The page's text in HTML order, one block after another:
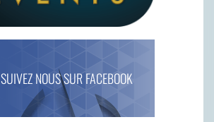
SUIVEZ NOUS SUR FACEBOOK